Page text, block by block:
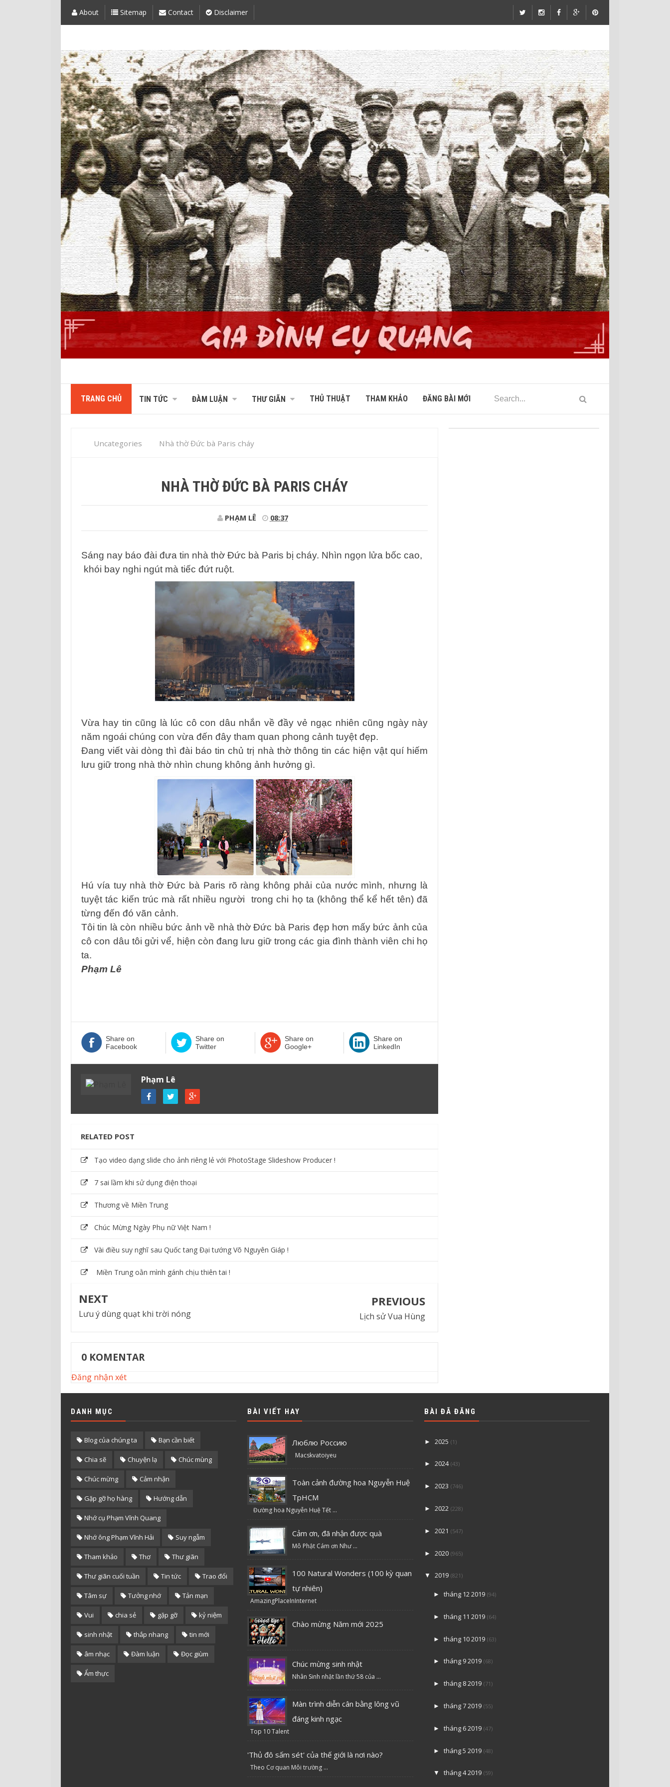
About Sitemap Contact Disclaimer
TRANG CHỦ TIN TỨC ĐÀM LUẬN THƯ GIÃN THỦ THUẬT THAM KHẢO ĐĂNG BÀI MỚI
Uncategories Nhà thờ Đức bà Paris cháy
NHÀ THỜ ĐỨC BÀ PARIS CHÁY
PHẠM LÊ 08:37
Sáng nay báo đài đưa tin nhà thờ Đức bà Paris bị cháy. Nhìn ngọn lửa bốc cao,
khói bay nghi ngút mà tiếc đứt ruột.
Vừa hay tin cũng là lúc cô con dâu nhắn về đầy vẻ ngạc nhiên cũng ngày này
năm ngoái chúng con vừa đến đây tham quan phong cảnh tuyệt đẹp.
Đang viết vài dòng thì đài báo tin chủ trị nhà thờ thông tin các hiện vật quí hiếm
lưu giữ trong nhà thờ nhìn chung không ảnh hưởng gì.
Hú vía tuy nhà thờ Đức bà Paris rõ ràng không phải của nước mình, nhưng là
tuyệt tác kiến trúc mà rất nhiều người
trong chi họ ta (không thể kể hết tên) đã
từng đến đó vãn cảnh.
Tôi tin là còn nhiều bức ảnh về nhà thờ Đức bà Paris đẹp hơn mấy bức ảnh của
cô con dâu tôi gửi vể, hiện còn đang lưu giữ trong các gia đình thành viên chi họ
ta.
Phạm Lê
Share on
Facebook
Share on
Twitter
Share on
Google+
Share on
LinkedIn
Phạm Lê
RELATED POST
Tạo video dạng slide cho ảnh riêng lẻ với PhotoStage Slideshow Producer !
7 sai lầm khi sử dụng điện thoại
Thương về Miền Trung
Chúc Mừng Ngày Phụ nữ Việt Nam !
Vài điều suy nghĩ sau Quốc tang Đại tướng Võ Nguyên Giáp !
Miền Trung oằn mình gánh chịu thiên tai !
NEXT
Lưu ý dùng quạt khi trời nóng
PREVIOUS
Lịch sử Vua Hùng
0 KOMENTAR
Đăng nhận xét
DANH MỤC
Blog của chúng ta Bạn cần biết
Chia sẽ Chuyện lạ Chúc mùng
Chúc mừng Cảm nhận
Gặp gỡ họ hàng Hướng dẫn
Nhớ cụ Phạm Vĩnh Quang
Nhớ ông Phạm Vĩnh Hải Suy ngẫm
Tham khảo Thơ Thư giãn
Thư giãn cuối tuần Tin tức Trao đổi
Tâm sự Tưởng nhớ Tản mạn
Vui chia sẻ gặp gỡ kỷ niệm
sinh nhật thắp nhang tin mới
âm nhạc Đàm luận Đọc giùm
Ẩm thực
BÀI VIẾT HAY
Люблю Россию
Macskvatoiyeu
Toàn cảnh đường hoa Nguyễn Huệ
TpHCM
Đường hoa Nguyễn Huệ Tết ...
Cảm ơn, đã nhận được quà
Mô Phật Cám ơn Như ...
100 Natural Wonders (100 kỳ quan
tự nhiên)
AmazingPlaceInInternet
Chào mừng Năm mới 2025
Chúc mừng sinh nhật
Nhân Sinh nhật lần thứ 58 của ...
Màn trình diễn cân bằng lông vũ
đáng kinh ngạc
Top 10 Talent
'Thủ đô sấm sét' của thế giới là nơi nào?
Theo Cơ quan Môi trường ...
BÀI ĐÃ ĐĂNG
► 2025 (1)
► 2024 (43)
► 2023 (746)
► 2022 (228)
► 2021 (547)
► 2020 (965)
▼ 2019 (821)
► tháng 12 2019 (94)
► tháng 11 2019 (64)
► tháng 10 2019 (63)
► tháng 9 2019 (68)
► tháng 8 2019 (71)
► tháng 7 2019 (55)
► tháng 6 2019 (47)
► tháng 5 2019 (48)
▼ tháng 4 2019 (59)